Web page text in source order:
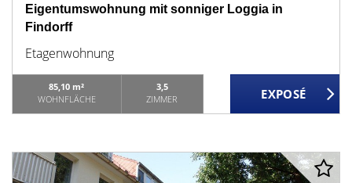
Eigentumswohnung mit sonniger Loggia in
Findorff
Etagenwohnung
85,10 m²
WOHNFLÄCHE
3,5
ZIMMER